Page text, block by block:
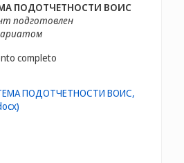
ПОДОТЧЕТНОСТИ ВОИС
подготовлен
completo